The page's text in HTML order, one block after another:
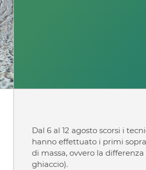
Dal 6 al 12 agosto scorsi i
hanno effettuato i primi
di massa, ovvero la
ghiaccio).